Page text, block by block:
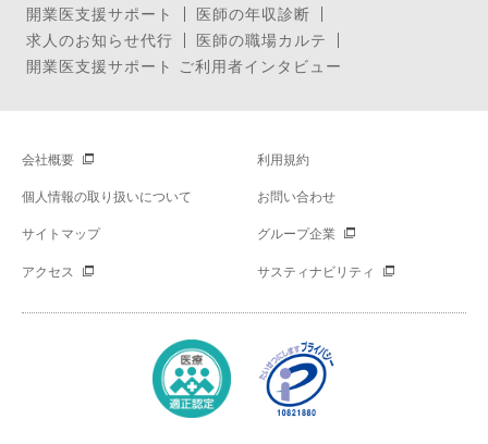
開業医支援サポート
医師の年収診断
求人のお知らせ代行
医師の職場カルテ
開業医支援サポート ご利用者インタビュー
会社概要 利用規約
個人情報の取り扱いについて お問い合わせ
サイトマップ グループ企業
アクセス サスティナビリティ